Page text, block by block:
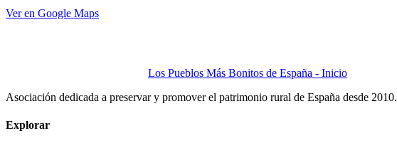
Ver en Google Maps
Los Pueblos Más Bonitos de España - Inicio
Asociación dedicada a preservar y promover el patrimonio rural de España desde 2010.
Explorar